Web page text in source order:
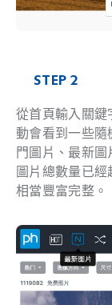
STEP 2
從首頁輸入關鍵
動會看到一些隨
門圖片、最新圖
圖片總數量已
相當豐富完整。